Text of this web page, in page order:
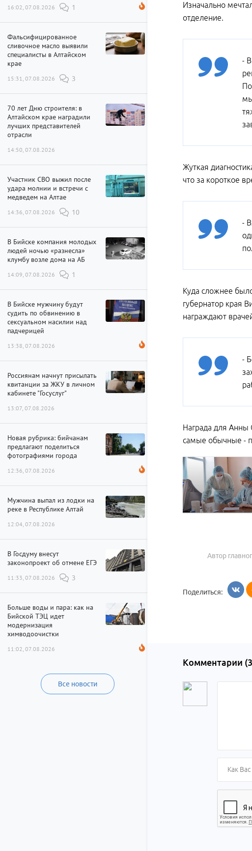
16:02, 07.08.2026 1
Фальсифицированное
сливочное масло выявили
специалисты в Алтайском
крае
15:31, 07.08.2026 3
70 лет Дню строителя: в
Алтайском крае наградили
лучших представителей
отрасли
14:50, 07.08.2026
Участник СВО выжил после
удара молнии и встречи с
медведем на Алтае
14:36, 07.08.2026 10
В Бийске компания молодых
людей ночью «разнесла»
клумбу возле дома на АБ
14:09, 07.08.2026 1
В Бийске мужчину будут
судить по обвинению в
сексуальном насилии над
падчерицей
13:38, 07.08.2026
Россиянам начнут присылать
квитанции за ЖКУ в личном
кабинете "Госуслуг"
13:07, 07.08.2026
Новая рубрика: бийчанам
предлагают поделиться
фотографиями города
12:36, 07.08.2026
Мужчина выпал из лодки на
реке в Республике Алтай
12:04, 07.08.2026
В Госдуму внесут
законопроект об отмене ЕГЭ
11:33, 07.08.2026 3
Больше воды и пара: как на
Бийской ТЭЦ идет
модернизация
химводоочистки
11:02, 07.08.2026
Все новости
Изначально
отделение.
-
Жуткая
что за короткое
-
Куда сложнее
губернатор края
награждают
-
Награда для Анны
самые обычные -
Автор
Поделиться:
Комментарии (3